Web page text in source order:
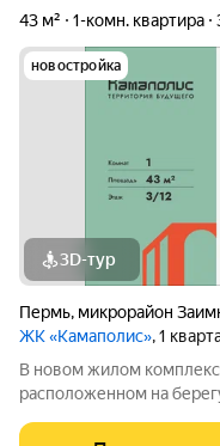
43 м²
1-комн. квартира
новостройка
3D-тур
Пермь, микрорайон
ЖК «Камаполис», 1
В новом жилом
расположенном на
этап) доме. Девелопер проекта «Железно».